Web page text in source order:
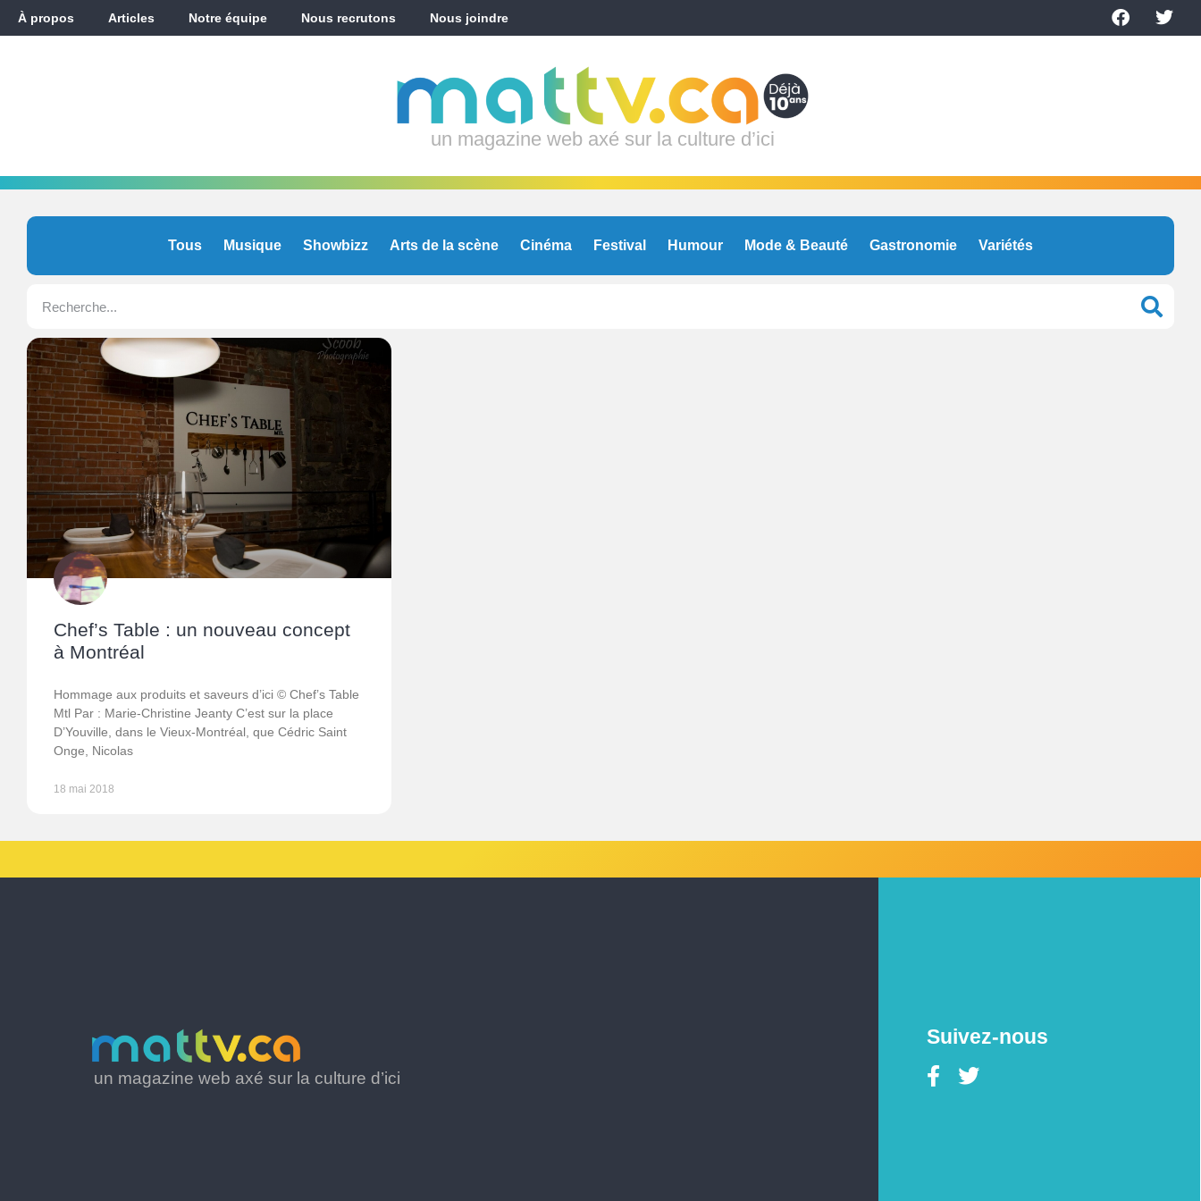
À propos Articles Notre équipe Nous recrutons Nous joindre
un magazine web axé sur la culture d’ici
Tous Musique Showbizz Arts de la scène Cinéma Festival Humour Mode & Beauté Gastronomie Variétés
Chef’s Table : un nouveau concept
à Montréal
Hommage aux produits et saveurs d’ici © Chef’s Table
Mtl Par : Marie-Christine Jeanty C’est sur la place
D’Youville, dans le Vieux-Montréal, que Cédric Saint
Onge, Nicolas
18 mai 2018
un magazine web axé sur la culture d’ici
Suivez-nous